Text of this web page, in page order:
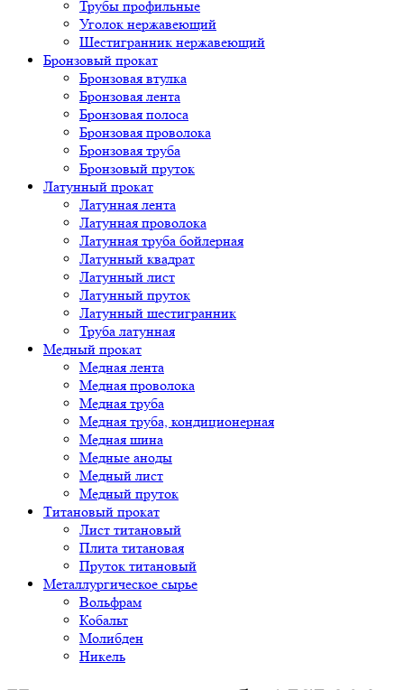
Трубы профильные
Уголок нержавеющий
Шестигранник нержавеющий
Бронзовый прокат
Бронзовая втулка
Бронзовая лента
Бронзовая полоса
Бронзовая проволока
Бронзовая труба
Бронзовый пруток
Латунный прокат
Латунная лента
Латунная проволока
Латунная труба бойлерная
Латунный квадрат
Латунный лист
Латунный пруток
Латунный шестигранник
Труба латунная
Медный прокат
Медная лента
Медная проволока
Медная труба
Медная труба, кондиционерная
Медная шина
Медные аноды
Медный лист
Медный пруток
Титановый прокат
Лист титановый
Плита титановая
Пруток титановый
Металлургическое сырье
Вольфрам
Кобальт
Молибден
Никель